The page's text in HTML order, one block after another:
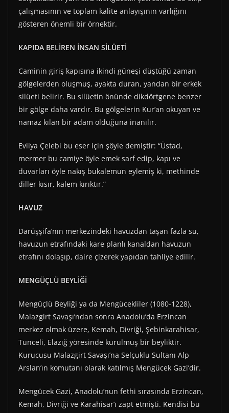
çalışmasının ve toplam kalite anlayışının varlığını
gösteren önemli bir örnektir.
KAPIDA BELİREN İNSAN SİLÜETİ
Caminin giriş kapısına ikindi güneşi düştüğü zaman
gölgelerden oluşmuş, ayakta duran, yandan bir erkek
silüeti belirir. Bu silüetin önünde dikdörtgene benzer
bir gölge daha vardır. Bu gölgelerin Kur’an okuyan ve
namaz kılan bir adam olduğuna inanılır.
Evliya Çelebi bu eser için şöyle demiştir: “Üstad,
mermer bu camiye öyle emek sarf edip, kapı ve
duvarları öyle nakış bukalemun eylemiş ki, methinde
diller kısır, kalem kırıktır.”
HAVUZ
Darüşşifa’nın merkezindeki havuzdan taşan fazla su,
havuzun etrafındaki kare planlı kanaldan havuzun
etrafını dolaşıp, daire çizerek yapıdan tahliye edilir.
MENGÜÇLÜ BEYLİĞİ
Mengüçlü Beyliği ya da Mengücekliler (1080-1228),
Malazgirt Savaşı’ndan sonra Anadolu’da Erzincan
merkez olmak üzere, Kemah, Divriği, Şebinkarahisar,
Tunceli, Elazığ yöresinde kurulmuş bir beyliktir.
Kurucusu Malazgirt Savaşı’na Selçuklu Sultanı Alp
Arslan’ın komutanı olarak katılmış Mengücek Gazi’dir.
Mengücek Gazi, Anadolu’nun fethi sırasında Erzincan,
Kemah, Divriği ve Karahisar’ı zapt etmişti. Kendisi bu